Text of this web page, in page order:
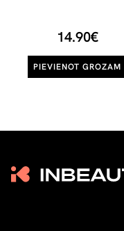
14.90€
PIEVIENOT GROZAM